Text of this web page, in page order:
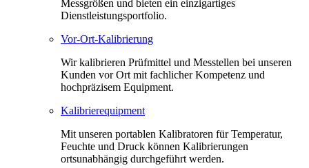
Messgrößen und bieten ein einzigartiges
Dienstleistungsportfolio.
Vor-Ort-Kalibrierung
Wir kalibrieren Prüfmittel und Messtellen bei unseren
Kunden vor Ort mit fachlicher Kompetenz und
hochpräzisem Equipment.
Kalibrierequipment
Mit unseren portablen Kalibratoren für Temperatur,
Feuchte und Druck können Kalibrierungen
ortsunabhängig durchgeführt werden.